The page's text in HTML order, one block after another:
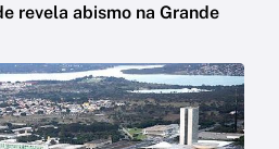
revela abismo na Grande